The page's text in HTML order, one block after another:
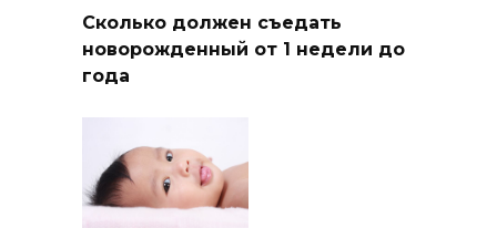
Сколько должен съедать
новорожденный от 1 недели до
года